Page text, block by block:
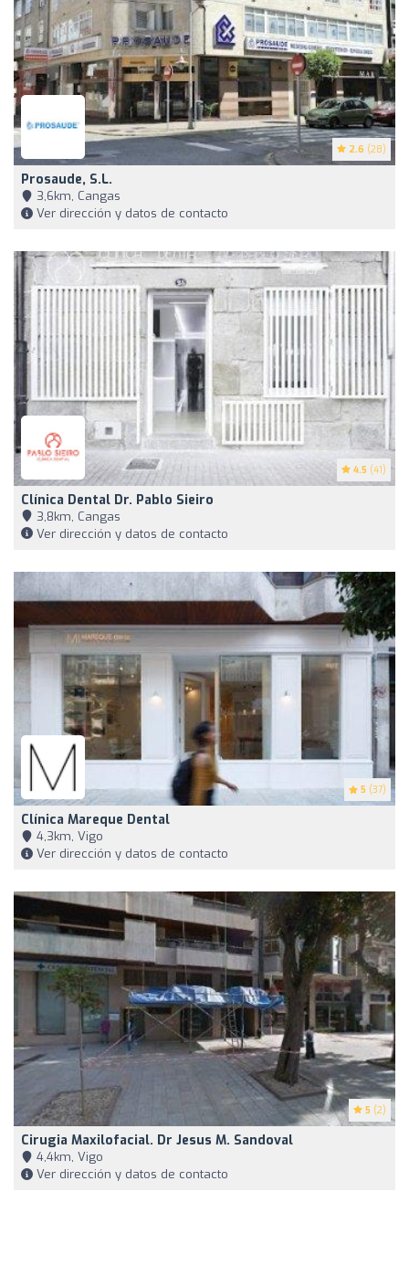
2.6 (28)
Prosaude, S.L.
3,6km, Cangas
Ver dirección y datos de contacto
4.5 (41)
Clínica Dental Dr. Pablo Sieiro
3,8km, Cangas
Ver dirección y datos de contacto
5 (37)
Clínica Mareque Dental
4,3km, Vigo
Ver dirección y datos de contacto
5 (2)
Cirugia Maxilofacial. Dr Jesus M. Sandoval
4,4km, Vigo
Ver dirección y datos de contacto